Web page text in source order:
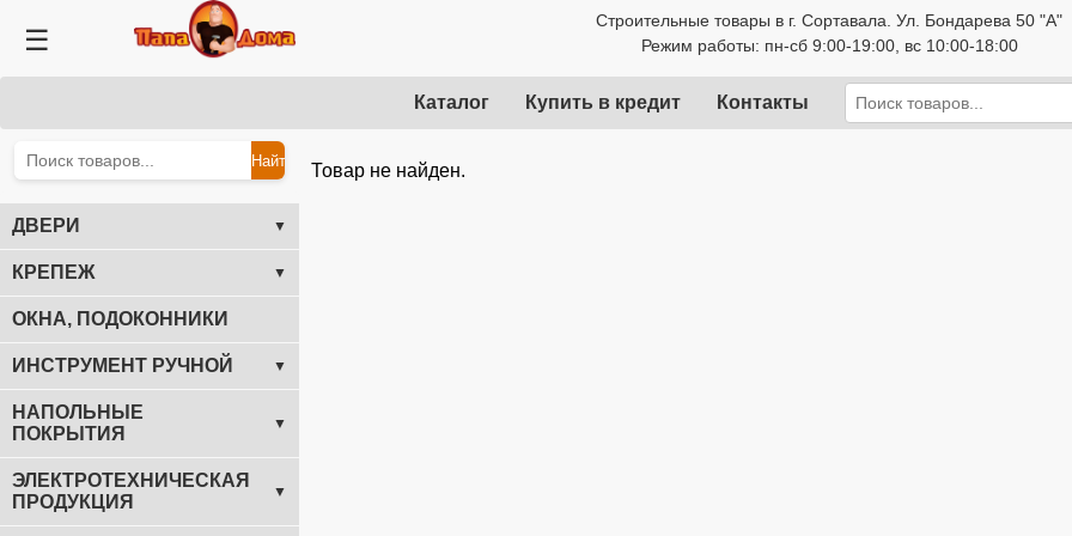
☰
Строительные товары в г. Сортавала. Ул. Бондарева 50 "А"
Режим работы: пн-сб 9:00-19:00, вс 10:00-18:00
Каталог Купить в кредит Контакты
Найти
ДВЕРИ ▼
КРЕПЕЖ ▼
ОКНА, ПОДОКОННИКИ
ИНСТРУМЕНТ РУЧНОЙ ▼
НАПОЛЬНЫЕ
ПОКРЫТИЯ
▼
ЭЛЕКТРОТЕХНИЧЕСКАЯ
ПРОДУКЦИЯ
▼
Товар не найден.